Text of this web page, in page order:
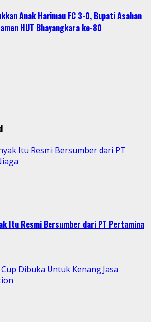
Anak Harimau FC 3-0, Bupati Asahan
HUT Bhayangkara ke-80
Itu Resmi Bersumber dari PT
Itu Resmi Bersumber dari PT Pertamina
Dibuka Untuk Kenang Jasa